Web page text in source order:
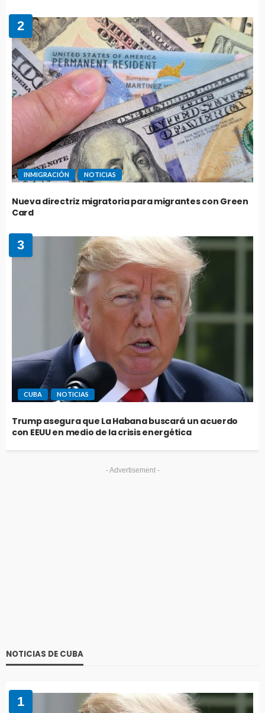
2
INMIGRACIÓN NOTICIAS
Nueva directriz migratoria para migrantes con Green
Card
3
CUBA NOTICIAS
Trump asegura que La Habana buscará un acuerdo
con EEUU en medio de la crisis energética
- Advertisement -
NOTICIAS DE CUBA
1